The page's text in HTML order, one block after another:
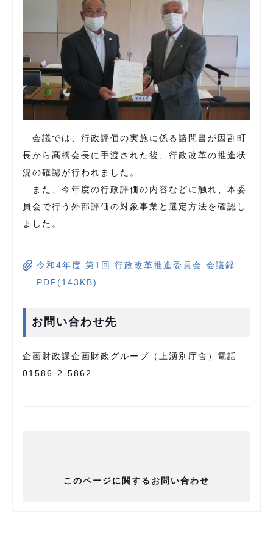
会議では、行政評価の実施に係る諮問書が因副町
長から髙橋会長に手渡された後、行政改革の推進状
況の確認が行われました。
また、今年度の行政評価の内容などに触れ、本委
員会で行う外部評価の対象事業と選定方法を確認し
ました。
令和4年度 第1回 行政改革推進委員会 会議録
PDF(143KB)
お問い合わせ先
企画財政課企画財政グループ（上湧別庁舎）電話
01586-2-5862
このページに関するお問い合わせ